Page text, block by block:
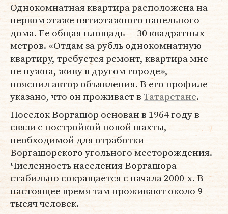
Однокомнатная квартира расположена на
первом этаже пятиэтажного панельного
дома. Ее общая площадь — 30 квадратных
метров. «Отдам за рубль однокомнатную
квартиру, требуется ремонт, квартира мне
не нужна, живу в другом городе», —
пояснил автор объявления. В его профиле
указано, что он проживает вТатарстане.
Поселок Воргашор основан в 1964 году в
связи с постройкой новой шахты,
необходимой для отработки
Воргашорского угольного месторождения.
Численность населения Воргашора
стабильно сокращается с начала 2000-х. В
настоящее время там проживают около 9
тысяч человек.